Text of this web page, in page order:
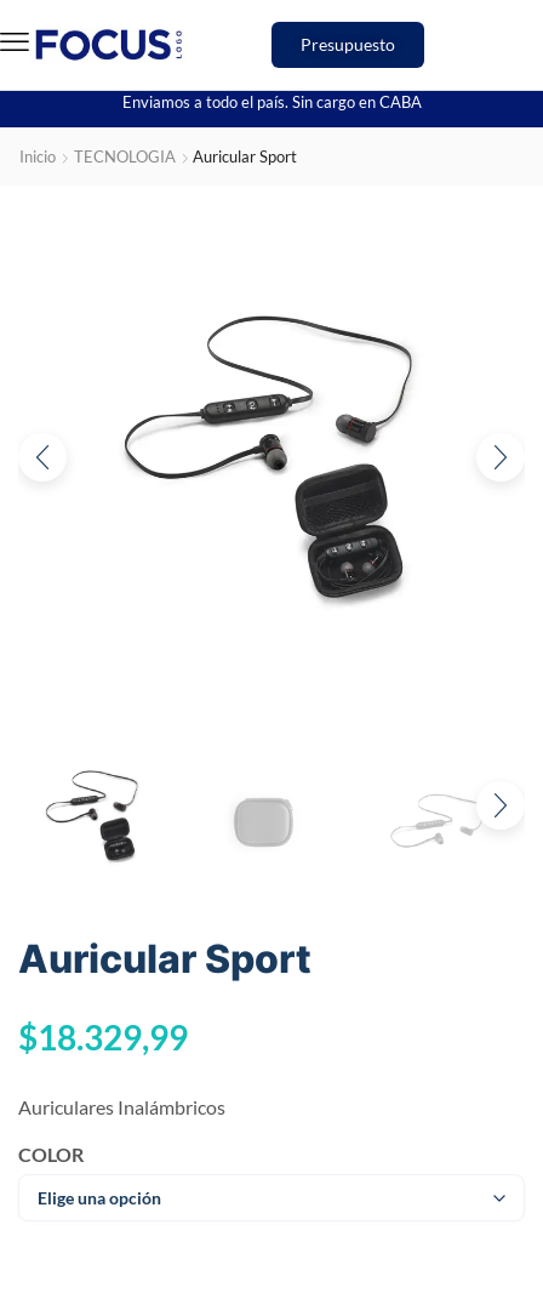
Presupuesto
Enviamos a todo el país. Sin cargo en CABA
Inicio TECNOLOGIA Auricular Sport
Auricular Sport
$18.329,99
Auriculares Inalámbricos
COLOR